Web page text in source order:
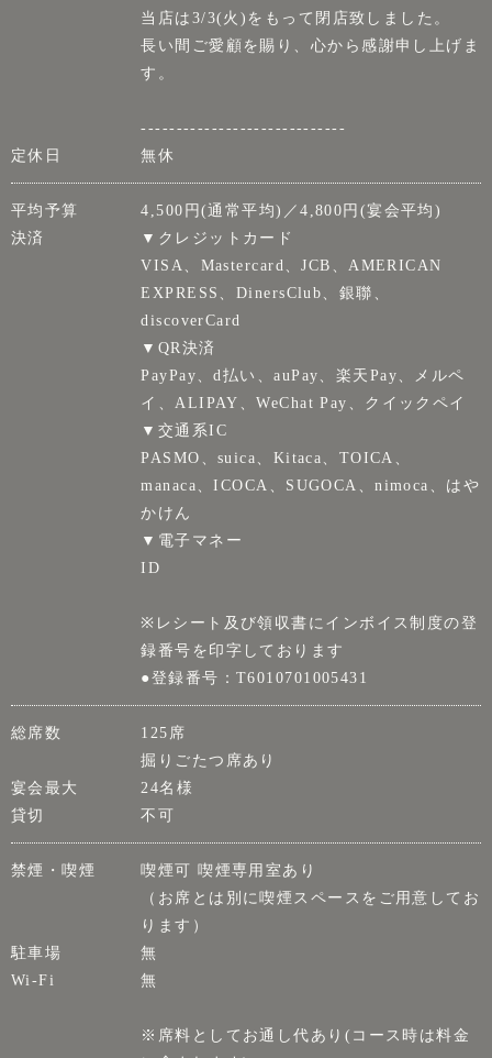
当店は3/3(火)をもって閉店致しました。
長い間ご愛顧を賜り、心から感謝申し上げま
す。
-----------------------------
定休日
無休
平均予算
4,500円(通常平均)／4,800円(宴会平均)
決済
▼クレジットカード
VISA、Mastercard、JCB、AMERICAN
EXPRESS、DinersClub、銀聯、
discoverCard
▼QR決済
PayPay、d払い、auPay、楽天Pay、メルペ
イ、ALIPAY、WeChat Pay、クイックペイ
▼交通系IC
PASMO、suica、Kitaca、TOICA、
manaca、ICOCA、SUGOCA、nimoca、はや
かけん
▼電子マネー
ID
※レシート及び領収書にインボイス制度の登
録番号を印字しております
●登録番号：T6010701005431
総席数
125席
掘りごたつ席あり
宴会最大
24名様
貸切
不可
禁煙・喫煙
喫煙可 喫煙専用室あり
（お席とは別に喫煙スペースをご用意してお
ります）
駐車場
無
Wi-Fi
無
※席料としてお通し代あり(コース時は料金